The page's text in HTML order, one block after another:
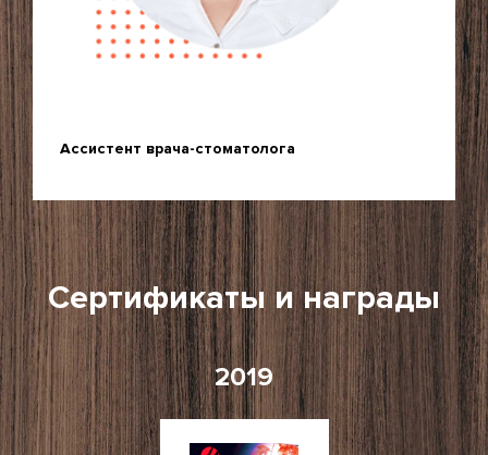
Ассистент врача-стоматолога
Сертификаты и награды
2019